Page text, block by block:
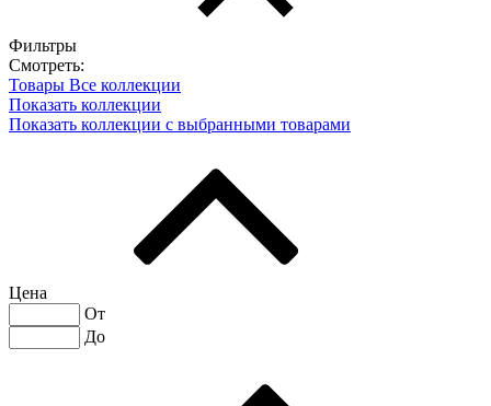
Фильтры
Смотреть:
Товары Все коллекции
Показать коллекции
Показать коллекции с выбранными товарами
Цена
От
До